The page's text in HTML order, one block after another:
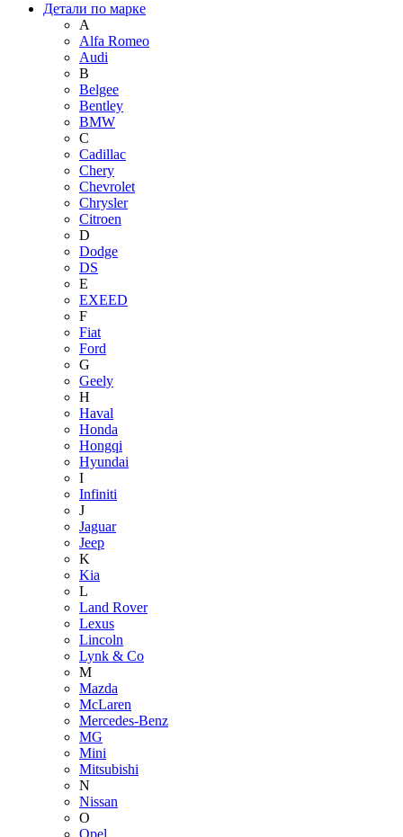
Детали по марке
A
Alfa Romeo
Audi
B
Belgee
Bentley
BMW
C
Cadillac
Chery
Chevrolet
Chrysler
Citroen
D
Dodge
DS
E
EXEED
F
Fiat
Ford
G
Geely
H
Haval
Honda
Hongqi
Hyundai
I
Infiniti
J
Jaguar
Jeep
K
Kia
L
Land Rover
Lexus
Lincoln
Lynk & Co
M
Mazda
McLaren
Mercedes-Benz
MG
Mini
Mitsubishi
N
Nissan
O
Opel